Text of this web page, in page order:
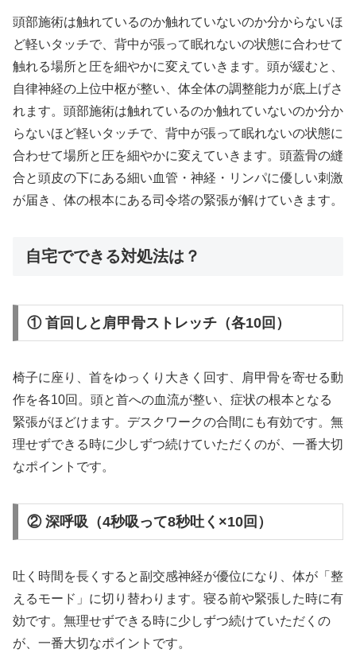
頭部施術は触れているのか触れていないのか分からないほ
ど軽いタッチで、背中が張って眠れないの状態に合わせて
触れる場所と圧を細やかに変えていきます。頭が緩むと、
自律神経の上位中枢が整い、体全体の調整能力が底上げさ
れます。頭部施術は触れているのか触れていないのか分か
らないほど軽いタッチで、背中が張って眠れないの状態に
合わせて場所と圧を細やかに変えていきます。頭蓋骨の縫
合と頭皮の下にある細い血管・神経・リンパに優しい刺激
が届き、体の根本にある司令塔の緊張が解けていきます。
自宅でできる対処法は？
① 首回しと肩甲骨ストレッチ（各10回）
椅子に座り、首をゆっくり大きく回す、肩甲骨を寄せる動
作を各10回。頭と首への血流が整い、症状の根本となる
緊張がほどけます。デスクワークの合間にも有効です。無
理せずできる時に少しずつ続けていただくのが、一番大切
なポイントです。
② 深呼吸（4秒吸って8秒吐く×10回）
吐く時間を長くすると副交感神経が優位になり、体が「整
えるモード」に切り替わります。寝る前や緊張した時に有
効です。無理せずできる時に少しずつ続けていただくの
が、一番大切なポイントです。